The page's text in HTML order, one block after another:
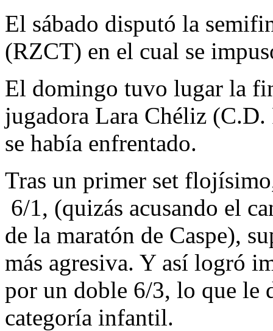
El sábado disputó la
(RZCT) en el cual se
El domingo tuvo lugar la
jugadora Lara Chéliz (C.D.
se había enfrentado.
Tras un primer set
6/1, (quizás acusando el
de la maratón de Caspe),
más agresiva. Y así logró
por un doble 6/3, lo que le
categoría infantil.